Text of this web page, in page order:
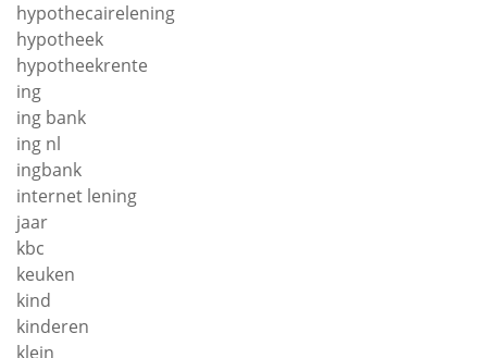
hypothecairelening
hypotheek
hypotheekrente
ing
ing bank
ing nl
ingbank
internet lening
jaar
kbc
keuken
kind
kinderen
klein